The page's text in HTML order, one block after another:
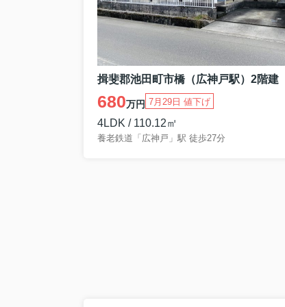
680万円 7月29日 値下げ
4LDK / 110.12㎡
養老鉄道「広神戸」駅 徒歩27分